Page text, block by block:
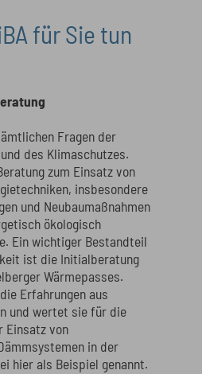
für Sie tun
Fragen der
des Klimaschutzes.
zum Einsatz von
insbesondere
und Neubaumaßnahmen
ökologisch
Ein wichtiger Bestandteil
ist die Initialberatung
Wärmepasses.
Erfahrungen aus
und wertet sie für die
Einsatz von
in der
hier als Beispiel genannt.